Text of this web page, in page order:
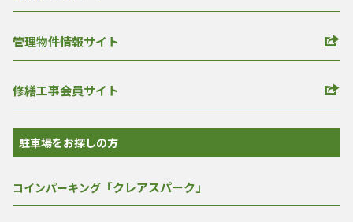
管理物件情報サイト
修繕工事会員サイト
駐車場をお探しの方
コインパーキング 「クレアスパーク」